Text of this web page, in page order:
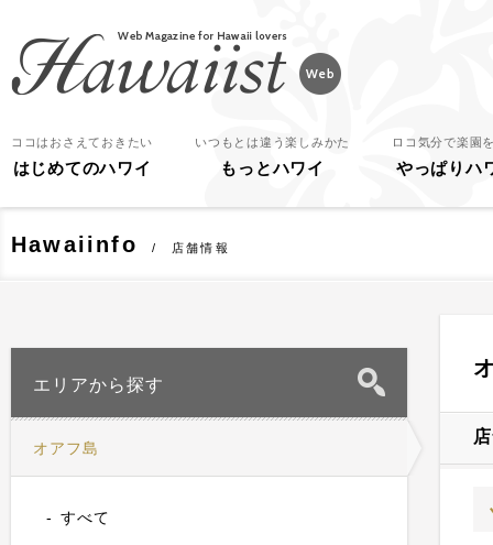
ココはおさえておきたい
はじめてのハワイ
いつもとは違う楽しみかた
もっとハワイ
ロコ気分で楽園
やっぱりハ
Hawaiinfo 店舗情報
エリアから探す
オアフ島
すべて